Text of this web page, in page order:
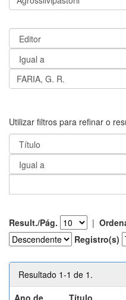
Utilizar filtros para refinar o
Result./Pág. |
Registro(s)
Resultado 1-1 de 1.
Ano de
Título